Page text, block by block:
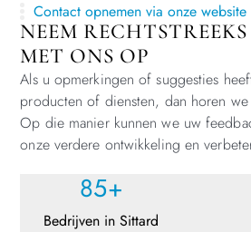
Contact opnemen via onze website
NEEM
MET ONS OP
Als u opmerkingen of suggesties
producten of diensten, dan horen
Op die manier kunnen we uw
onze verdere ontwikkeling en
Bedrijven in Sittard
85+